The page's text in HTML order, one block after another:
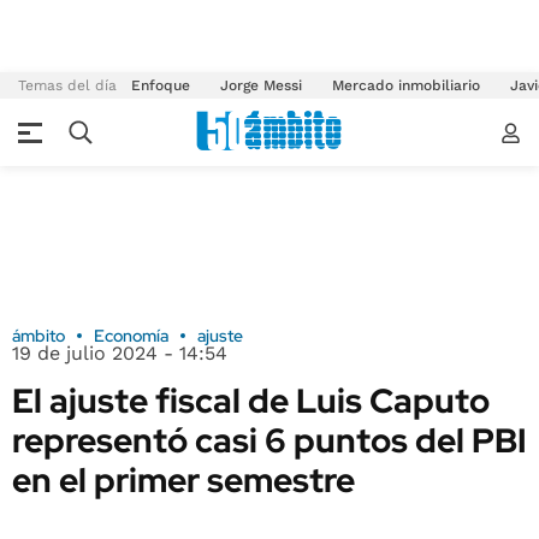
Temas del día Enfoque Jorge Messi Mercado inmobiliario
ámbito Economía ajuste
19 de julio 2024 - 14:54
El ajuste fiscal de Luis Caputo
representó casi 6 puntos del PBI
en el primer semestre